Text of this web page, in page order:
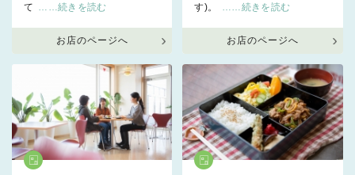
て
……続きを読む
お店のページへ
す)。
……続きを読む
お店のページへ